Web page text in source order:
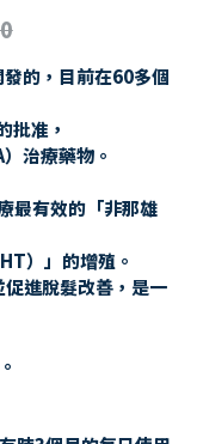
的，目前在60多個
批准，
治療藥物。
最有效的「非那雄
）」的增殖。
進脫髮改善，是一